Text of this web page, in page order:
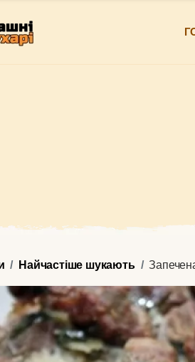
Найчастіше шукають